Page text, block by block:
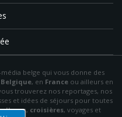
belge qui vous donne des
Belgique, en Franceou ailleurs en
trouverez nos reportages, nos
et idées de séjours pour toutes
, croisières, voyages et